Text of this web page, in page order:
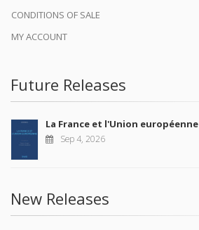
CONDITIONS OF SALE
MY ACCOUNT
Future Releases
La France et l'Union européenne
Sep 4, 2026
New Releases